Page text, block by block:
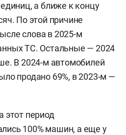
а ближе к концу
По этой причине
слова в 2025-м
ТС. Остальные — 2024
В 2024-м автомобилей
продано 69%, в 2023-м —
этот период
100% машин, а еще у